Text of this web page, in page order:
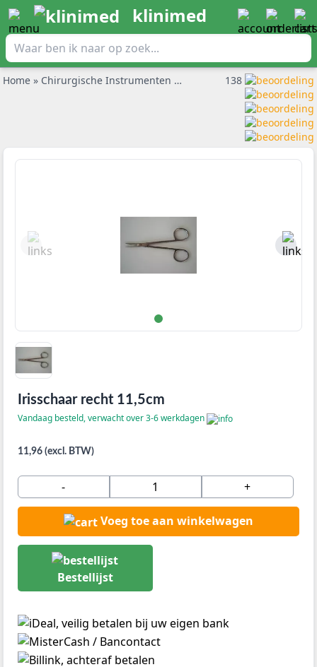
klinimed
Home » Chirurgische Instrumenten » Chirurgische schaar»
138
Irisschaar recht 11,5cm
Vandaag besteld, verwacht over 3-6 werkdagen
11,96 (excl. BTW)
- +
Voeg toe aan winkelwagen
Bestellijst